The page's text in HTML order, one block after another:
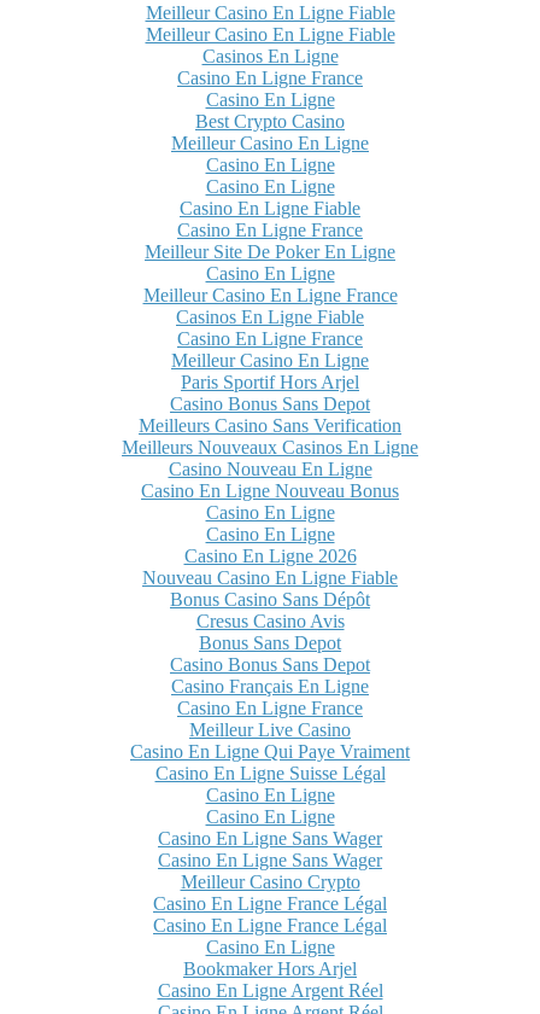
Meilleur Casino En Ligne Fiable
Meilleur Casino En Ligne Fiable
Casinos En Ligne
Casino En Ligne France
Casino En Ligne
Best Crypto Casino
Meilleur Casino En Ligne
Casino En Ligne
Casino En Ligne
Casino En Ligne Fiable
Casino En Ligne France
Meilleur Site De Poker En Ligne
Casino En Ligne
Meilleur Casino En Ligne France
Casinos En Ligne Fiable
Casino En Ligne France
Meilleur Casino En Ligne
Paris Sportif Hors Arjel
Casino Bonus Sans Depot
Meilleurs Casino Sans Verification
Meilleurs Nouveaux Casinos En Ligne
Casino Nouveau En Ligne
Casino En Ligne Nouveau Bonus
Casino En Ligne
Casino En Ligne
Casino En Ligne 2026
Nouveau Casino En Ligne Fiable
Bonus Casino Sans Dépôt
Cresus Casino Avis
Bonus Sans Depot
Casino Bonus Sans Depot
Casino Français En Ligne
Casino En Ligne France
Meilleur Live Casino
Casino En Ligne Qui Paye Vraiment
Casino En Ligne Suisse Légal
Casino En Ligne
Casino En Ligne
Casino En Ligne Sans Wager
Casino En Ligne Sans Wager
Meilleur Casino Crypto
Casino En Ligne France Légal
Casino En Ligne France Légal
Casino En Ligne
Bookmaker Hors Arjel
Casino En Ligne Argent Réel